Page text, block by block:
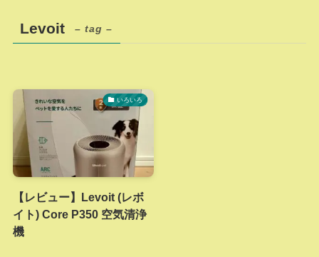
Levoit – tag –
いろいろ
【レビュー】Levoit (レボ
イト) Core P350 空気清浄
機